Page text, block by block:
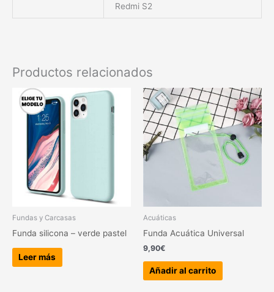
Redmi S2
Productos relacionados
Fundas y Carcasas
Funda silicona – verde pastel
Leer más
Acuáticas
Funda Acuática Universal
9,90€
Añadir al carrito